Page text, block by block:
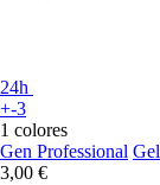
24h
+-3
1 colores
Gen Professional
3,00 €